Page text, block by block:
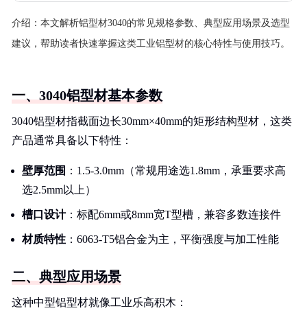
介绍： 本文解析铝型材3040的常见规格参数、典型应用场景及选型
建议，帮助读者快速掌握这类工业铝型材的核心特性与使用技巧。
一、3040铝型材基本参数
3040铝型材指截面边长30mm×40mm的矩形结构型材，这类
产品通常具备以下特性：
壁厚范围 ：1.5-3.0mm（常规用途选1.8mm，承重要求高
选2.5mm以上）
槽口设计：标配6mm或8mm宽T型槽，兼容多数连接件
材质特性 ：6063-T5铝合金为主，平衡强度与加工性能
二、典型应用场景
这种中型铝型材就像工业乐高积木：